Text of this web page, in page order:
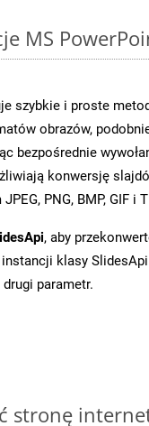
MS
szybkie i proste
obrazów,
bezpośrednie
konwersję
PNG, BMP, GIF i
, aby
klasy
parametr.
stronę